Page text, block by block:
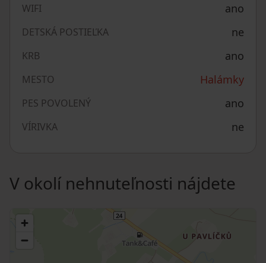
WIFI ano
DETSKÁ POSTIEĽKA ne
KRB ano
MESTO Halámky
PES POVOLENÝ ano
VÍRIVKA ne
V okolí nehnuteľnosti nájdete